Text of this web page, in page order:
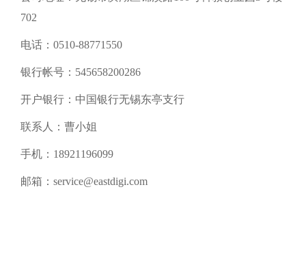
702
电话：0510-88771550
银行帐号：545658200286
开户银行：中国银行无锡东亭支行
联系人：曹小姐
手机：18921196099
邮箱：service@eastdigi.com